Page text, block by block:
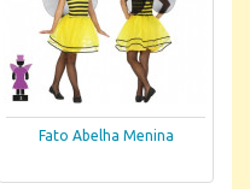
Fato Abelha Menina